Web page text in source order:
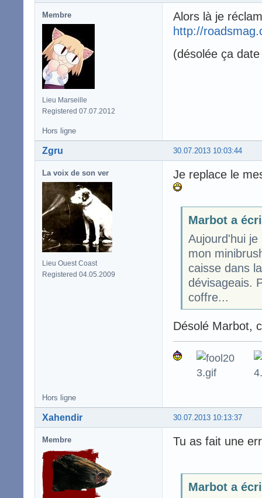
Membre
Lieu Marseille
Registered 07.07.2012
Alors là je
http://
(désolée ça
Hors ligne
30.07.2013 10:03:44
Zgru
La voix de son ver
Lieu Ouest Coast
Registered 04.05.2009
Je replace le
Marbot a
Aujourd'hui
mon
caisse dans
dévisageais.
coffre...
Désolé Marbot,
Hors ligne
30.07.2013 10:13:37
Xahendir
Membre Tu as fait une
Marbot a